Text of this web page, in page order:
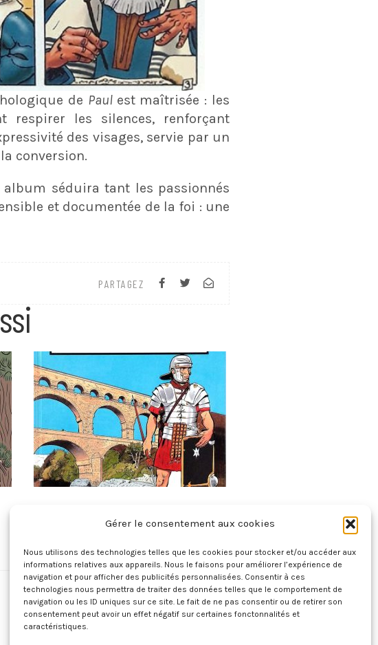
Gérer le consentement aux cookies
Nous utilisons des technologies telles que les cookies pour stocker et/ou accéder aux
informations relatives aux appareils. Nous le faisons pour améliorer l’expérience de
navigation et pour afficher des publicités personnalisées. Consentir à ces
technologies nous permettra de traiter des données telles que le comportement de
navigation ou les ID uniques sur ce site. Le fait de ne pas consentir ou de retirer son
consentement peut avoir un effet négatif sur certaines fonctonnalités et
caractéristiques.
de Paul est maîtrisée : les
respirer les silences, renforçant
des visages, servie par un
conversion.
album séduira tant les passionnés
et documentée de la foi : une
PARTAGEZ
20 juillet 2026